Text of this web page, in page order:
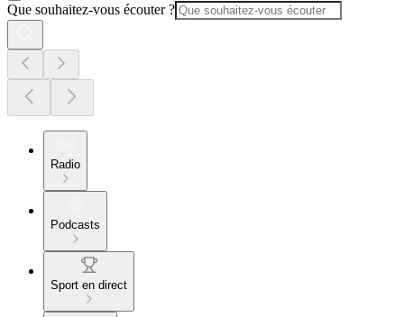
Que souhaitez-vous écouter ?
Radio
Podcasts
Sport en direct